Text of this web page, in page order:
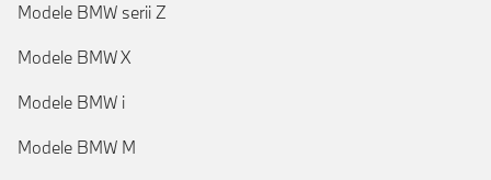
Modele BMW serii Z
Modele BMW X
Modele BMW i
Modele BMW M